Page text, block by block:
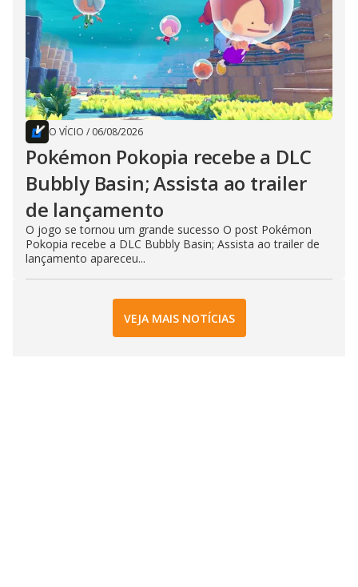
O VÍCIO / 06/08/2026
Pokémon Pokopia recebe a DLC
Bubbly Basin; Assista ao trailer
de lançamento
O jogo se tornou um grande sucesso O post Pokémon
Pokopia recebe a DLC Bubbly Basin; Assista ao trailer de
lançamento apareceu...
VEJA MAIS NOTÍCIAS